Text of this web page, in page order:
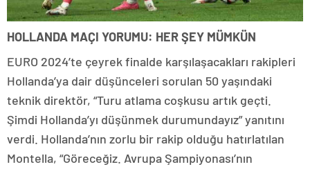
HOLLANDA MAÇI YORUMU: HER ŞEY MÜMKÜN
EURO 2024’te çeyrek finalde karşılaşacakları rakipleri
Hollanda’ya dair düşünceleri sorulan 50 yaşındaki
teknik direktör, “Turu atlama coşkusu artık geçti.
Şimdi Hollanda’yı düşünmek durumundayız” yanıtını
verdi. Hollanda’nın zorlu bir rakip olduğu hatırlatılan
Montella, “Göreceğiz. Avrupa Şampiyonası’nın